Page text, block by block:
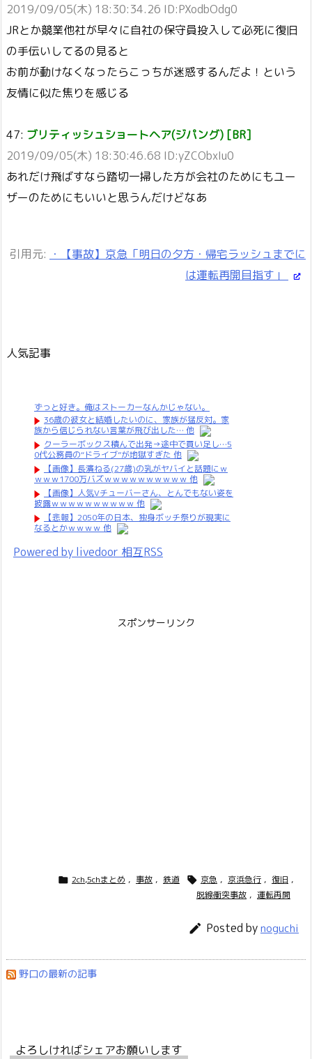
2019/09/05(木) 18:30:34.26 ID:PXodbOdg0
JRとか競業他社が早々に自社の保守員投入して必死に復旧
の手伝いしてるの見ると
お前が動けなくなったらこっちが迷惑するんだよ！という
友情に似た焦りを感じる
47: ブリティッシュショートヘア(ジパング) [BR]
2019/09/05(木) 18:30:46.68 ID:yZCObxIu0
あれだけ飛ばすなら踏切一掃した方が会社のためにもユー
ザーのためにもいいと思うんだけどなあ
引用元: ・【事故】京急「明日の夕方・帰宅ラッシュまでに
は運転再開目指す」
人気記事
ずっと好き。俺はストーカーなんかじゃない。
36歳の彼女と結婚したいのに、家族が猛反対。家
族から信じられない言葉が飛び出した… 他
クーラーボックス積んで出発→途中で買い足し…5
0代公務員の“ドライブ”が地獄すぎた 他
【画像】長濱ねる(27歳)の乳がヤバイと話題にｗ
ｗｗｗ1700万バズｗｗｗｗｗｗｗｗｗｗ 他
【画像】人気Vチューバーさん、とんでもない姿を
披露ｗｗｗｗｗｗｗｗｗｗ 他
【悲報】2050年の日本、独身ボッチ祭りが現実に
なるとかｗｗｗｗ 他
Powered by livedoor 相互RSS
スポンサーリンク
 2ch,5chまとめ , 事故 , 鉄道  京急 , 京浜急行 , 復旧 ,
脱線衝突事故 , 運転再開
 Posted bynoguchi
野口の最新の記事
よろしければシェアお願いします